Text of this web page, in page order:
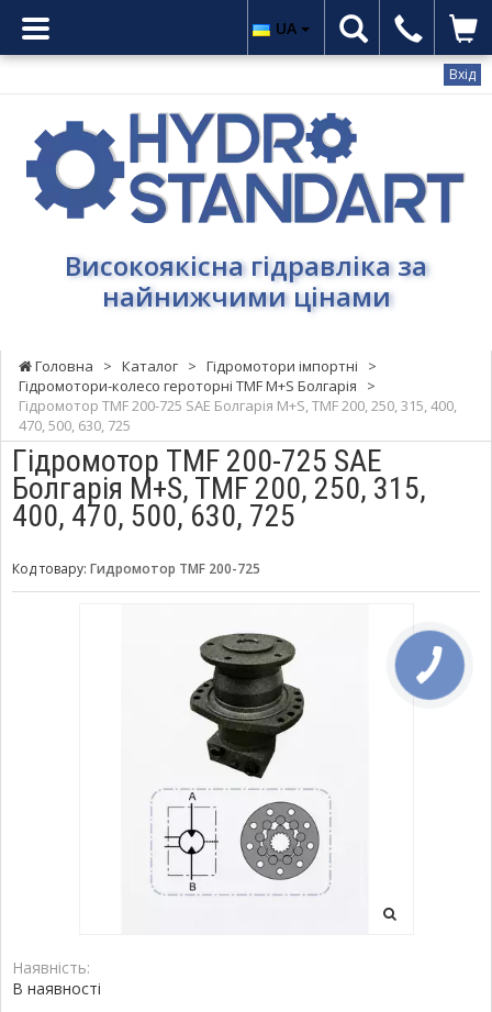
Вхід
Гідростандарт
Високоякісна
гідравліка
цінамиВисокоякісна гідравліка за
найнижчими цінами
UA
Головна > Каталог > Гідромотори імпортні
>
Гідромотори-колесо героторні TMF M+S Болгарія
>
Гідромотор TMF 200-725 SAE Болгарія M+S, TMF 200, 250, 315, 400,
470, 500, 630, 725
Гідромотор TMF 200-725 SAE
Болгарія M+S, TMF 200, 250, 315,
400, 470, 500, 630, 725
Код товару: Гидромотор TMF 200-725
Наявність:
В наявності